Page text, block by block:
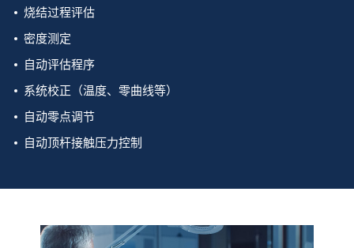
烧结过程评估
密度测定
自动评估程序
系统校正（温度、零曲线等）
自动零点调节
自动顶杆接触压力控制